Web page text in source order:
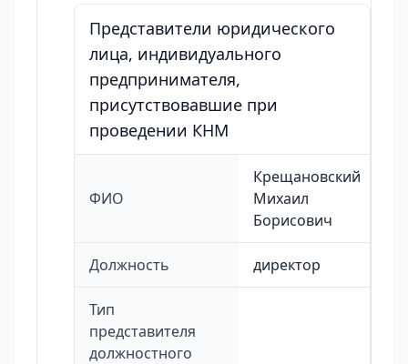
Представители юридического
лица, индивидуального
предпринимателя,
присутствовавшие при
проведении КНМ
ФИО
Крещановский
Михаил
Борисович
Должность директор
Тип
представителя
должностного